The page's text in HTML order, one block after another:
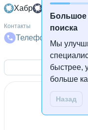
Большое
поиска
Мы
быстрее,
больше
Назад
Хабр
Контакты
Телефон